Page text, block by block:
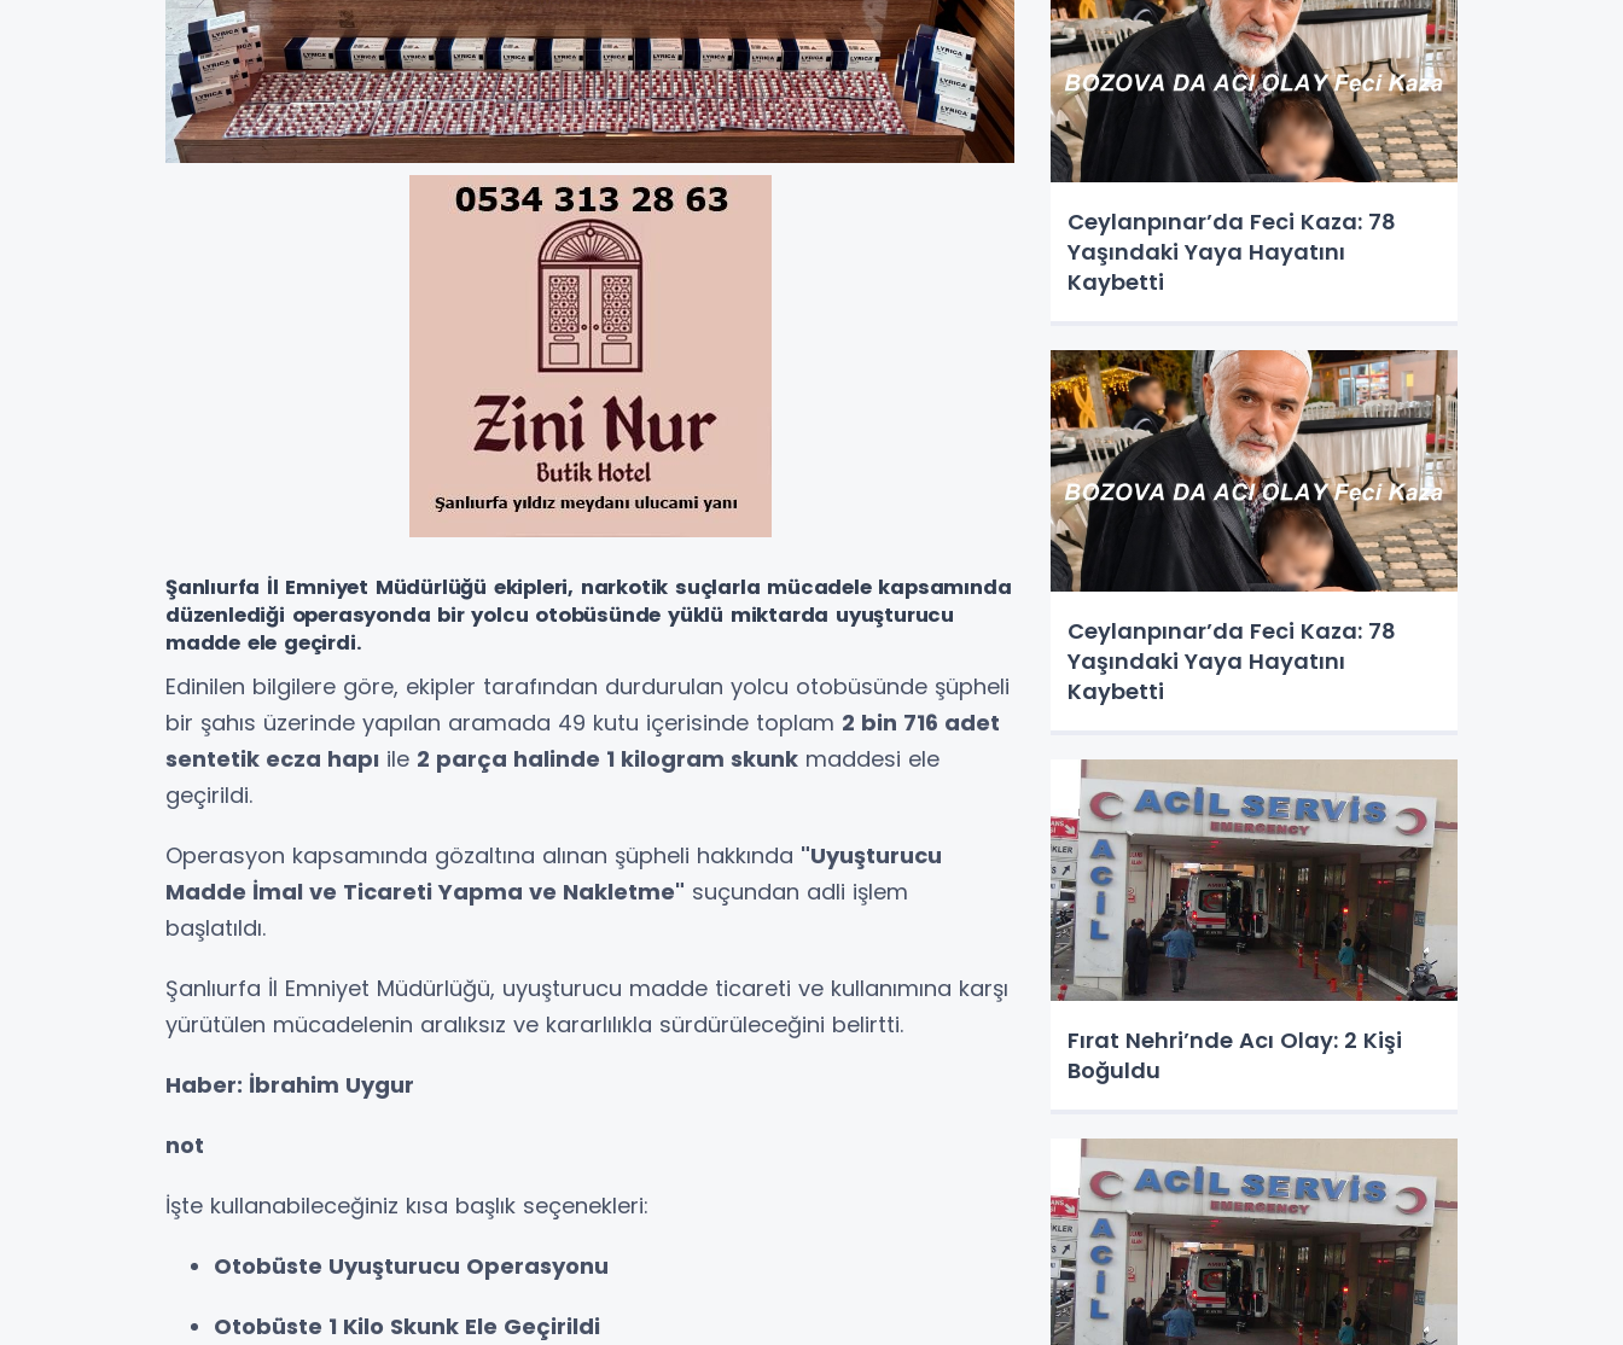
Şanlıurfa İl Emniyet Müdürlüğü ekipleri, narkotik suçlarla mücadele kapsamında
düzenlediği operasyonda bir yolcu otobüsünde yüklü miktarda uyuşturucu
madde ele geçirdi.
Edinilen bilgilere göre, ekipler tarafından durdurulan yolcu otobüsünde şüpheli
bir şahıs üzerinde yapılan aramada 49 kutu içerisinde toplam 2 bin 716 adet
sentetik ecza hapı ile 2 parça halinde 1 kilogram skunk maddesi ele
geçirildi.
Operasyon kapsamında gözaltına alınan şüpheli hakkında "Uyuşturucu
Madde İmal ve Ticareti Yapma ve Nakletme" suçundan adli işlem
başlatıldı.
Şanlıurfa İl Emniyet Müdürlüğü, uyuşturucu madde ticareti ve kullanımına karşı
yürütülen mücadelenin aralıksız ve kararlılıkla sürdürüleceğini belirtti.
Haber: İbrahim Uygur
not
İşte kullanabileceğiniz kısa başlık seçenekleri:
Otobüste Uyuşturucu Operasyonu
Otobüste 1 Kilo Skunk Ele Geçirildi
Ceylanpınar’da Feci Kaza: 78
Yaşındaki Yaya Hayatını
Kaybetti
Ceylanpınar’da Feci Kaza: 78
Yaşındaki Yaya Hayatını
Kaybetti
Fırat Nehri’nde Acı Olay: 2 Kişi
Boğuldu